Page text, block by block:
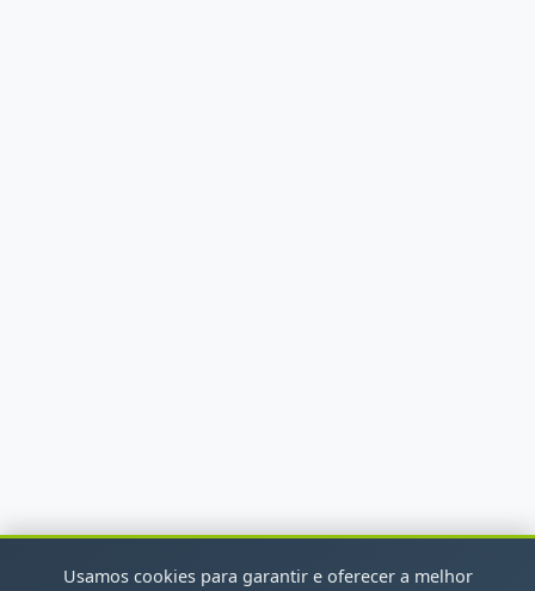
Usamos cookies para garantir e oferecer a melhor